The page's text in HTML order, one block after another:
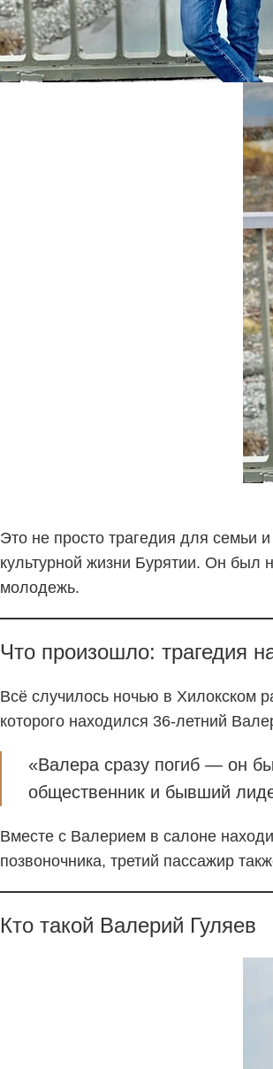
Это не просто трагедия для семьи
культурной жизни Бурятии. Он был
молодежь.
Что произошло: трагедия
Всё случилось ночью в Хилокском
которого находился 36-летний
«Валера сразу погиб — он
общественник и бывший
Вместе с Валерием в салоне
позвоночника, третий пассажир
Кто такой Валерий Гуляев